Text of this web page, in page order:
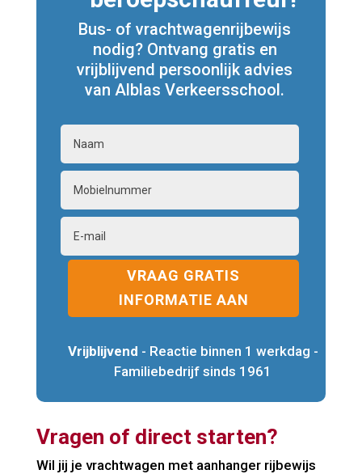
Bus- of vrachtwagenrijbewijs
nodig? Ontvang gratis en
vrijblijvend persoonlijk advies
van Alblas Verkeersschool.
VRAAG GRATIS
INFORMATIE AAN
Vrijblijvend - Reactie binnen 1 werkdag -
Familiebedrijf sinds 1961
Vragen of direct starten?
Wil jij je vrachtwagen met aanhanger rijbewijs